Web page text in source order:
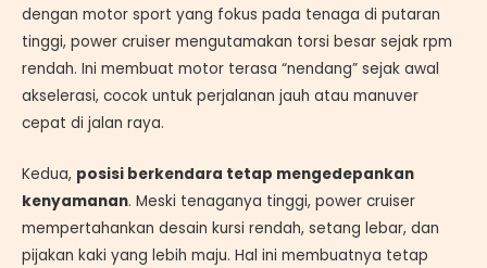
dengan motor sport yang fokus pada tenaga di putaran
tinggi, power cruiser mengutamakan torsi besar sejak rpm
rendah. Ini membuat motor terasa “nendang” sejak awal
akselerasi, cocok untuk perjalanan jauh atau manuver
cepat di jalan raya.
Kedua, posisi berkendara tetap mengedepankan
kenyamanan. Meski tenaganya tinggi, power cruiser
mempertahankan desain kursi rendah, setang lebar, dan
pijakan kaki yang lebih maju. Hal ini membuatnya tetap